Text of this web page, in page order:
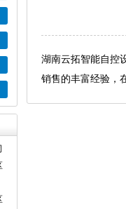
湖南云拓智能自控
销售的丰富经验，